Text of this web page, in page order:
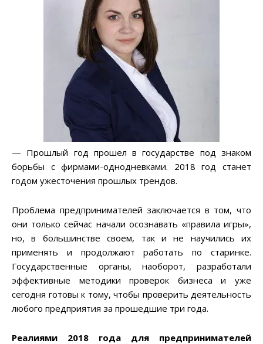
— Прошлый год прошел в государстве под знаком
борьбы с фирмами-однодневками. 2018 год станет
годом ужесточения прошлых трендов.
Проблема предпринимателей заключается в том, что
они только сейчас начали осознавать «правила игры»,
но, в большинстве своем, так и не научились их
применять и продолжают работать по старинке.
Государственные органы, наоборот, разработали
эффективные методики проверок бизнеса и уже
сегодня готовы к тому, чтобы проверить деятельность
любого предприятия за прошедшие три года.
Реалиями 2018 года для предпринимателей